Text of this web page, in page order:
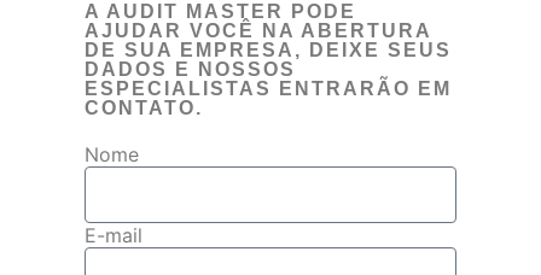
A AUDIT MASTER PODE
AJUDAR VOCÊ NA ABERTURA
DE SUA EMPRESA, DEIXE SEUS
DADOS E NOSSOS
ESPECIALISTAS ENTRARÃO EM
CONTATO.
Nome
E-mail